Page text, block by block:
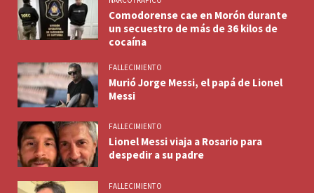
Comodorense cae en Morón durante
un secuestro de más de 36 kilos de
cocaína
FALLECIMIENTO
Murió Jorge Messi, el papá de Lionel
Messi
FALLECIMIENTO
Lionel Messi viaja a Rosario para
despedir a su padre
FALLECIMIENTO